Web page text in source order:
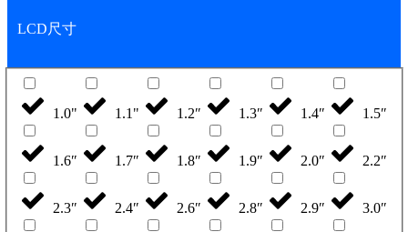
LCD尺寸
1.0" 1.1" 1.2″ 1.3″ 1.4″ 1.5″
1.6″ 1.7″ 1.8″ 1.9″ 2.0″ 2.2″
2.3″ 2.4″ 2.6″ 2.8″ 2.9″ 3.0″